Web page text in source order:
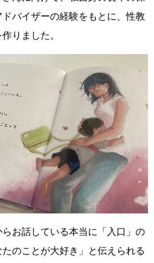
バイザーの経験をもとに、性教
りました。
お話している本当に「入口」の
のことが大好き」と伝えられる